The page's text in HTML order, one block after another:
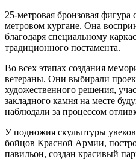
25-метровая бронзовая фигура
метровом кургане. Она
благодаря специальному
традиционного постамента.
Во всех этапах создания
ветераны. Они выбирали
художественного решения,
закладного камня на месте
наблюдали за процессом
У подножия скульптуры
бойцов Красной Армии,
павильон, создан красивый